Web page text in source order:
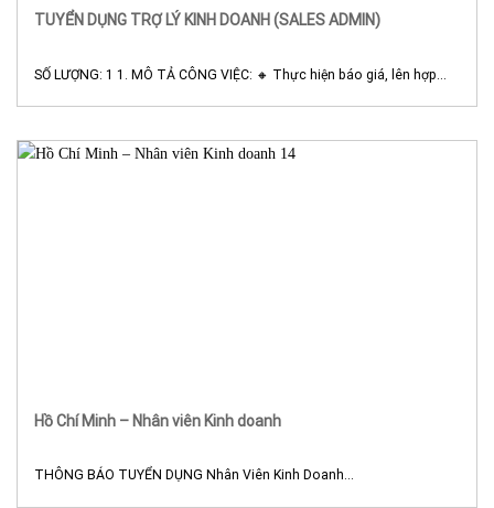
TUYỂN DỤNG TRỢ LÝ KINH DOANH (SALES ADMIN)
SỐ LƯỢNG: 1 1. MÔ TẢ CÔNG VIỆC: 🔸 Thực hiện báo giá, lên hợp...
Hồ Chí Minh – Nhân viên Kinh doanh
THÔNG BÁO TUYỂN DỤNG Nhân Viên Kinh Doanh...